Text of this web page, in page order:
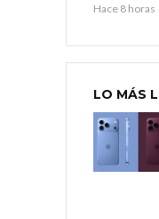
Hace 8 horas
LO MÁS